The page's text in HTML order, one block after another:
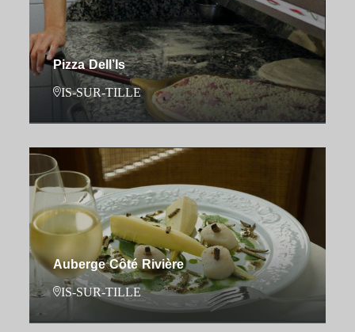
Pizza Dell’Is
IS-SUR-TILLE
Auberge Côté Rivière
IS-SUR-TILLE